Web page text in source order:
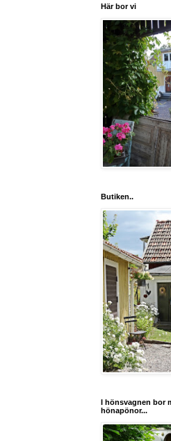
Här bor vi
Butiken..
I hönsvagnen bor
hönapönor...